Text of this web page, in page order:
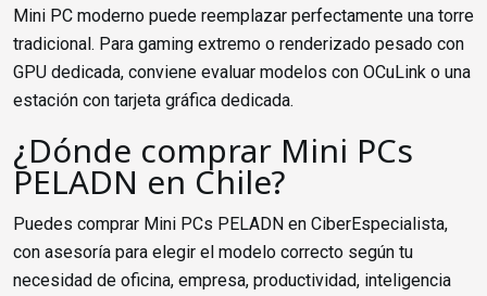
Mini PC moderno puede reemplazar perfectamente una torre
tradicional. Para gaming extremo o renderizado pesado con
GPU dedicada, conviene evaluar modelos con OCuLink o una
estación con tarjeta gráfica dedicada.
¿Dónde comprar Mini PCs
PELADN en Chile?
Puedes comprar Mini PCs PELADN en CiberEspecialista,
con asesoría para elegir el modelo correcto según tu
necesidad de oficina, empresa, productividad, inteligencia